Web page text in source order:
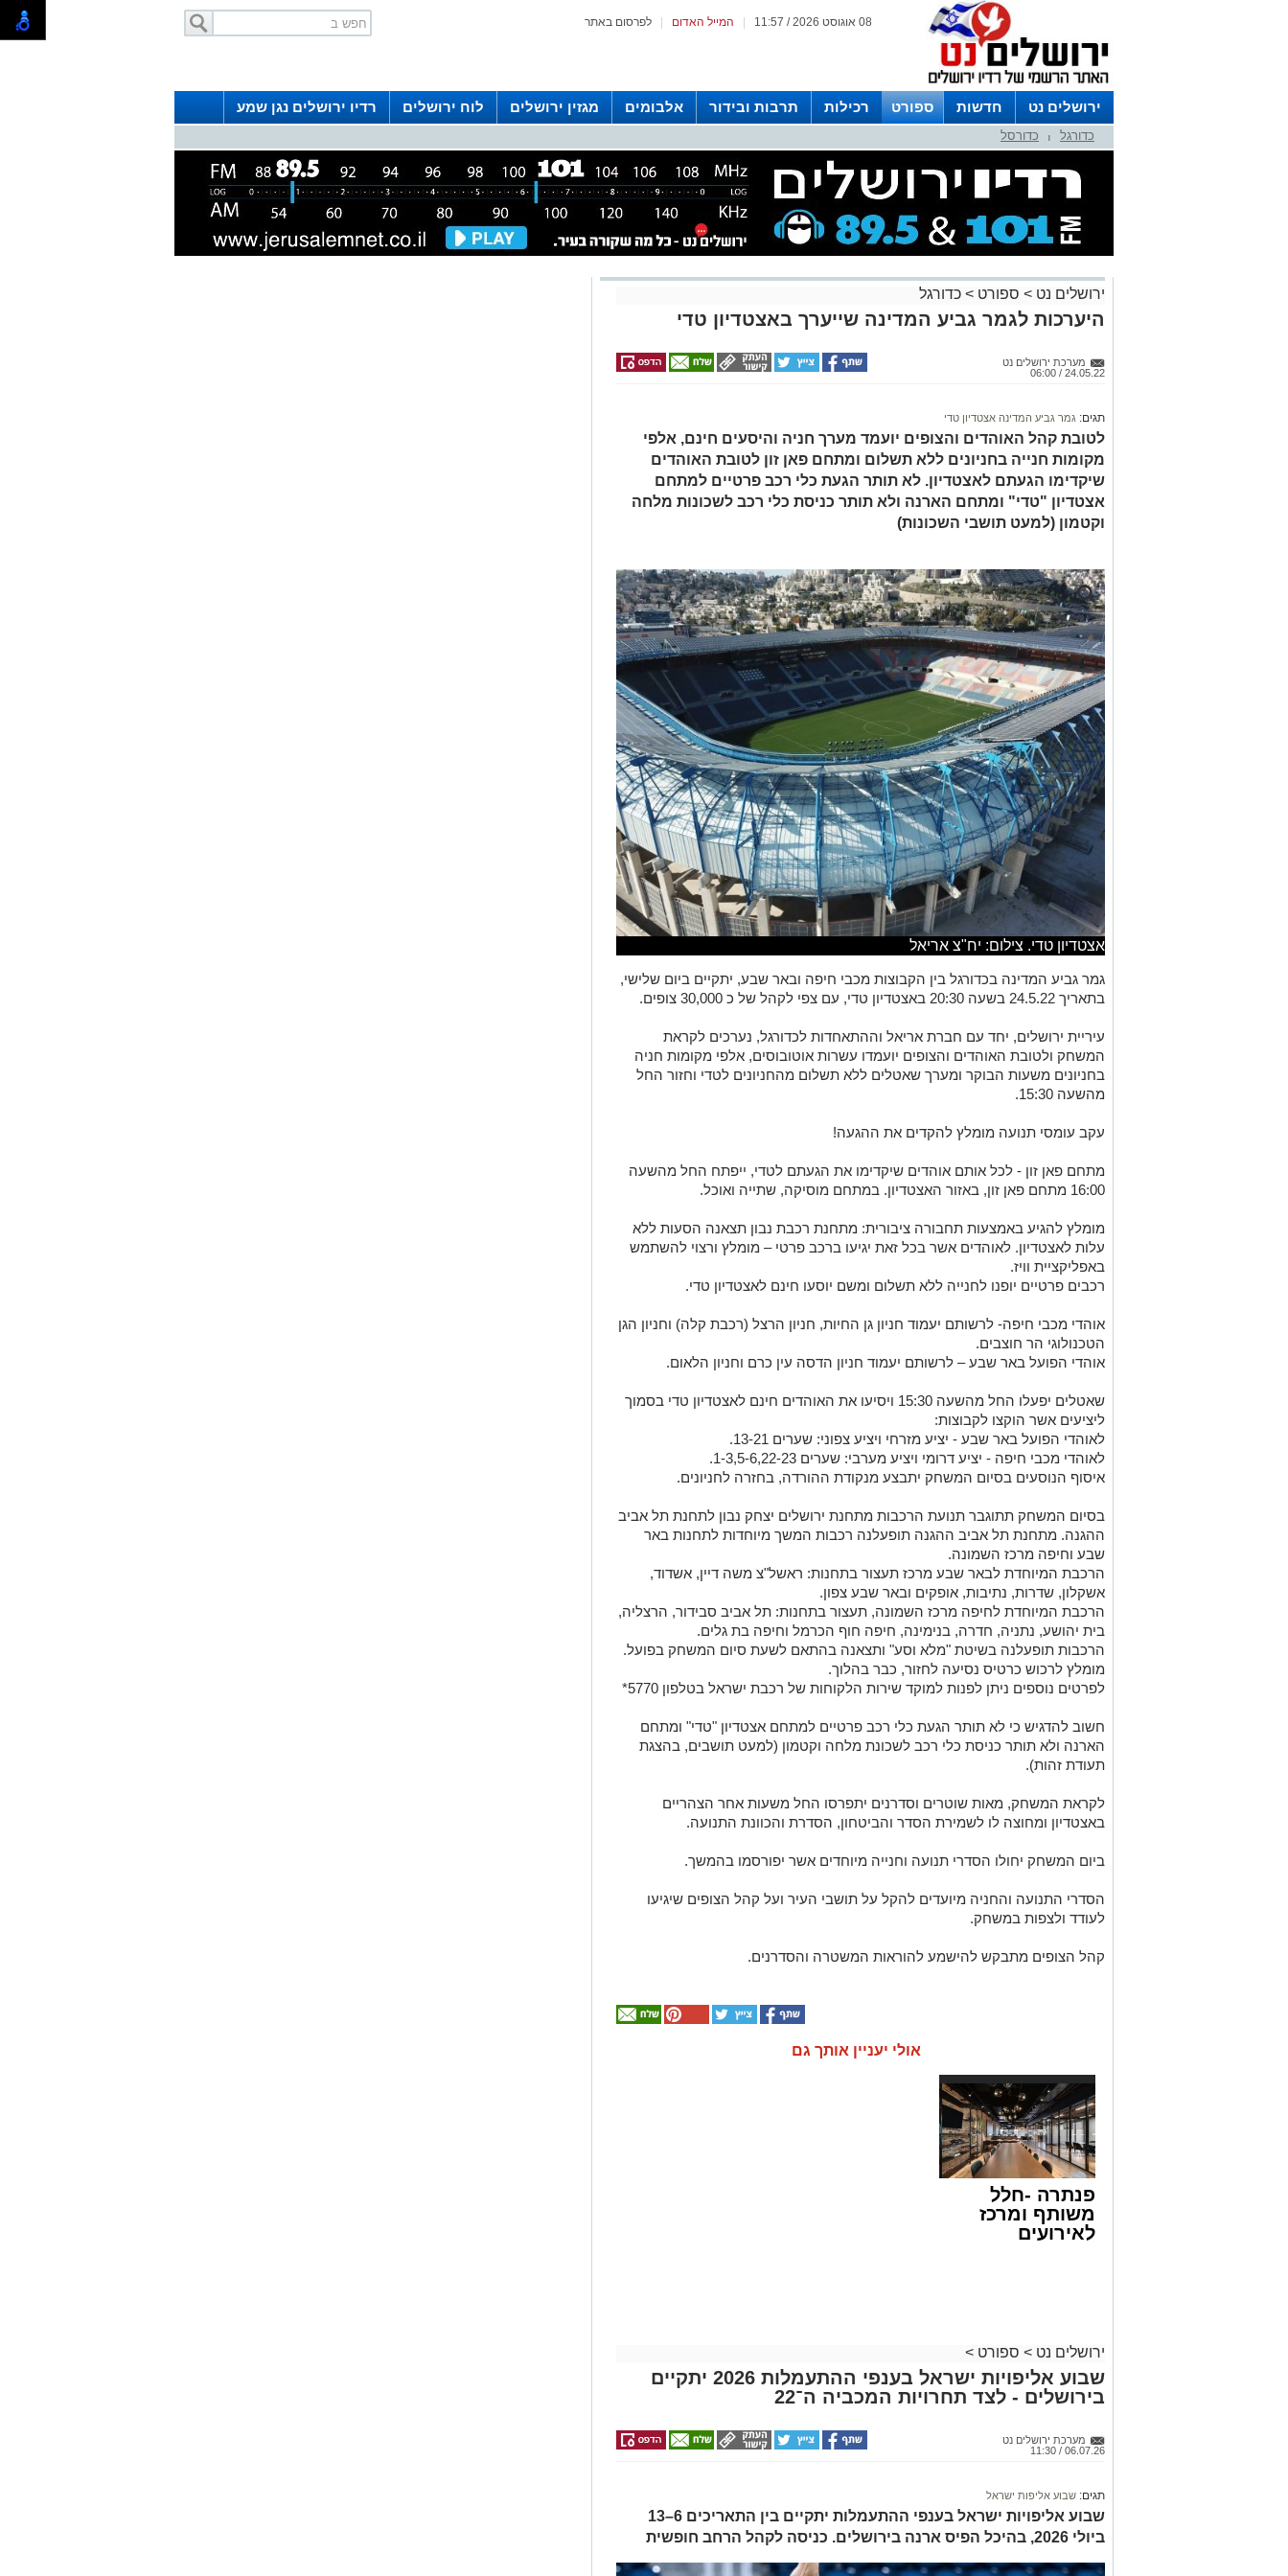
לפרסום באתר המייל האדום 08 אוגוסט 2026 / 11:57
ירושלים נט חדשות ספורט רכילות תרבות ובידור אלבומים מגזין ירושלים לוח ירושלים
רדיו ירושלים נגן שמע
לפרסום ברדיו צרו קשר
כדורגל כדורסל
ירושלים נט > ספורט > כדורגל
היערכות לגמר גביע המדינה שייערך באצטדיון טדי
מערכת ירושלים נט
24.05.22 / 06:00
תגים: גמר גביע המדינה אצטדיון טדי
לטובת קהל האוהדים והצופים יועמד מערך חניה והיסעים חינם, אלפי
מקומות חנייה בחניונים ללא תשלום ומתחם פאן זון לטובת האוהדים
שיקדימו הגעתם לאצטדיון. לא תותר הגעת כלי רכב פרטיים למתחם
אצטדיון "טדי" ומתחם הארנה ולא תותר כניסת כלי רכב לשכונות מלחה
וקטמון (למעט תושבי השכונות)
אצטדיון טדי. צילום: יח"צ אריאל
גמר גביע המדינה בכדורגל בין הקבוצות מכבי חיפה ובאר שבע, יתקיים ביום שלישי,
בתאריך 24.5.22 בשעה 20:30 באצטדיון טדי, עם צפי לקהל של כ 30,000 צופים.
עיריית ירושלים, יחד עם חברת אריאל וההתאחדות לכדורגל, נערכים לקראת
המשחק ולטובת האוהדים והצופים יועמדו עשרות אוטובוסים, אלפי מקומות חניה
בחניונים משעות הבוקר ומערך שאטלים ללא תשלום מהחניונים לטדי וחזור החל
מהשעה 15:30.
עקב עומסי תנועה מומלץ להקדים את ההגעה!
מתחם פאן זון - לכל אותם אוהדים שיקדימו את הגעתם לטדי, ייפתח החל מהשעה
16:00 מתחם פאן זון, באזור האצטדיון. במתחם מוסיקה, שתייה ואוכל.
מומלץ להגיע באמצעות תחבורה ציבורית: מתחנת רכבת נבון תצאנה הסעות ללא
עלות לאצטדיון. לאוהדים אשר בכל זאת יגיעו ברכב פרטי – מומלץ ורצוי להשתמש
באפליקציית וויז.
רכבים פרטיים יופנו לחנייה ללא תשלום ומשם יוסעו חינם לאצטדיון טדי.
אוהדי מכבי חיפה- לרשותם יעמוד חניון גן החיות, חניון הרצל (רכבת קלה) וחניון הגן
הטכנולוגי הר חוצבים.
אוהדי הפועל באר שבע – לרשותם יעמוד חניון הדסה עין כרם וחניון הלאום.
שאטלים יפעלו החל מהשעה 15:30 ויסיעו את האוהדים חינם לאצטדיון טדי בסמוך
ליציעים אשר הוקצו לקבוצות:
לאוהדי הפועל באר שבע - יציע מזרחי ויציע צפוני: שערים 13-21.
לאוהדי מכבי חיפה - יציע דרומי ויציע מערבי: שערים 1-3,5-6,22-23.
איסוף הנוסעים בסיום המשחק יתבצע מנקודת ההורדה, בחזרה לחניונים.
בסיום המשחק תתוגבר תנועת הרכבות מתחנת ירושלים יצחק נבון לתחנת תל אביב
ההגנה. מתחנת תל אביב ההגנה תופעלנה רכבות המשך מיוחדות לתחנות באר
שבע וחיפה מרכז השמונה.
הרכבת המיוחדת לבאר שבע מרכז תעצור בתחנות: ראשל"צ משה דיין, אשדוד,
אשקלון, שדרות, נתיבות, אופקים ובאר שבע צפון.
הרכבת המיוחדת לחיפה מרכז השמונה, תעצור בתחנות: תל אביב סבידור, הרצליה,
בית יהושע, נתניה, חדרה, בנימינה, חיפה חוף הכרמל וחיפה בת גלים.
הרכבות תופעלנה בשיטת "מלא וסע" ותצאנה בהתאם לשעת סיום המשחק בפועל.
מומלץ לרכוש כרטיס נסיעה לחזור, כבר בהלוך.
לפרטים נוספים ניתן לפנות למוקד שירות הלקוחות של רכבת ישראל בטלפון 5770*
חשוב להדגיש כי לא תותר הגעת כלי רכב פרטיים למתחם אצטדיון "טדי" ומתחם
הארנה ולא תותר כניסת כלי רכב לשכונת מלחה וקטמון (למעט תושבים, בהצגת
תעודת זהות).
לקראת המשחק, מאות שוטרים וסדרנים יתפרסו החל משעות אחר הצהריים
באצטדיון ומחוצה לו לשמירת הסדר והביטחון, הסדרת והכוונת התנועה.
ביום המשחק יחולו הסדרי תנועה וחנייה מיוחדים אשר יפורסמו בהמשך.
הסדרי התנועה והחניה מיועדים להקל על תושבי העיר ועל קהל הצופים שיגיעו
לעודד ולצפות במשחק.
קהל הצופים מתבקש להישמע להוראות המשטרה והסדרנים.
אולי יעניין אותך גם
פנתרה -חלל
משותף ומרכז
לאירועים
ירושלים נט > ספורט >
שבוע אליפויות ישראל בענפי ההתעמלות 2026 יתקיים
בירושלים - לצד תחרויות המכביה ה־22
מערכת ירושלים נט
06.07.26 / 11:30
תגים: שבוע אליפות ישראל
שבוע אליפויות ישראל בענפי ההתעמלות יתקיים בין התאריכים 6–13
ביולי 2026, בהיכל הפיס ארנה בירושלים. כניסה לקהל הרחב חופשית